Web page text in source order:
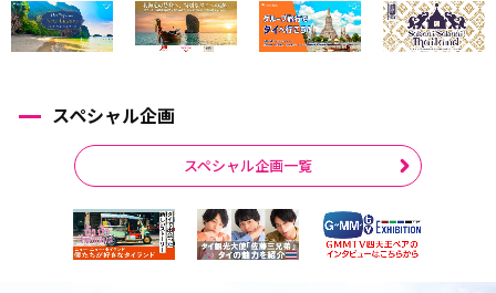
スペシャル企画
スペシャル企画一覧